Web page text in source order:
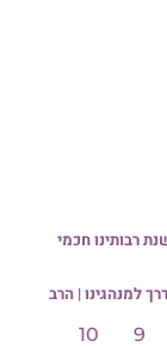
רבותינו חכמי
למנהגינו | הרב
9
10